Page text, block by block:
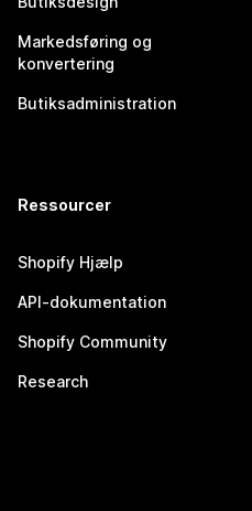
Markedsføring og
konvertering
Butiksadministration
Ressourcer
Shopify Hjælp
API-dokumentation
Shopify Community
Research